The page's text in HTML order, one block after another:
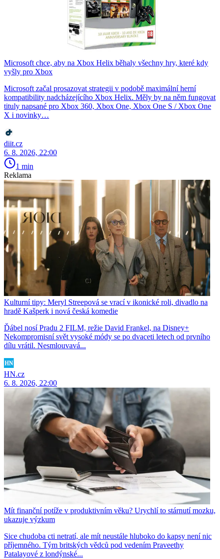
Microsoft chce, aby na Xbox Helix běhaly všechny hry, které kdy
vyšly pro Xbox
Microsoft začal prosazovat strategii v podobě maximální herní
kompatibility nadcházejícího Xbox Helix. Měly by na něm fungovat
tituly napsané pro Xbox 360, Xbox One, Xbox One S / Xbox One
X i novinky…
diit.cz
6. 8. 2026, 22:00
1 min
Reklama
Kulturní tipy: Meryl Streepová se vrací v ikonické roli, divadlo na
hradě Kašperk i nová česká komedie
Ďábel nosí Pradu 2 FILM, režie David Frankel, na Disney+
Nekompromisní svět vysoké módy se po dvaceti letech od prvního
dílu vrátil. Nesmlouvavá...
HN.cz
6. 8. 2026, 22:00
Mít finanční potíže v produktivním věku? Urychlí to stárnutí mozku,
ukazuje výzkum
Sice chudoba cti netratí, ale mít neustále hluboko do kapsy není nic
příjemného. Tým britských vědců pod vedením Praveethy
Patalayové z londýnské...